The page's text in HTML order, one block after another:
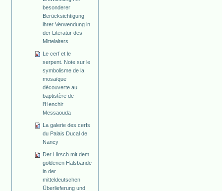
besonderer
Berücksichtigung
ihrer Verwendung in
der Literatur des
Mittelalters
Le cerf et le
serpent. Note sur le
symbolisme de la
mosaïque
découverte au
baptistère de
l'Henchir
Messaouda
La galerie des cerfs
du Palais Ducal de
Nancy
Der Hirsch mit dem
goldenen Halsbande
in der
mitteldeutschen
Überlieferung und